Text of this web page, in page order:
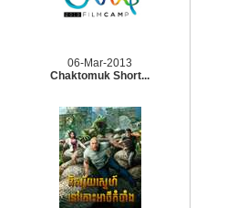
06-Mar-2013
Chaktomuk Short...